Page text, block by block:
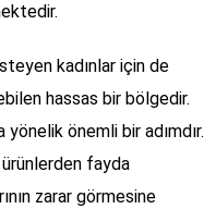
kadınlar için de
hassas bir bölgedir.
önemli bir adımdır.
fayda
zarar görmesine